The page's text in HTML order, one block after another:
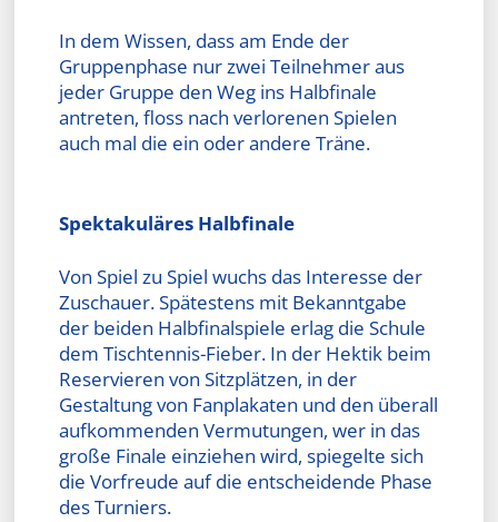
In dem Wissen, dass am Ende der
Gruppenphase nur zwei Teilnehmer aus
jeder Gruppe den Weg ins Halbfinale
antreten, floss nach verlorenen Spielen
auch mal die ein oder andere Träne.
Spektakuläres Halbfinale
Von Spiel zu Spiel wuchs das Interesse der
Zuschauer. Spätestens mit Bekanntgabe
der beiden Halbfinalspiele erlag die Schule
dem Tischtennis-Fieber. In der Hektik beim
Reservieren von Sitzplätzen, in der
Gestaltung von Fanplakaten und den überall
aufkommenden Vermutungen, wer in das
große Finale einziehen wird, spiegelte sich
die Vorfreude auf die entscheidende Phase
des Turniers.